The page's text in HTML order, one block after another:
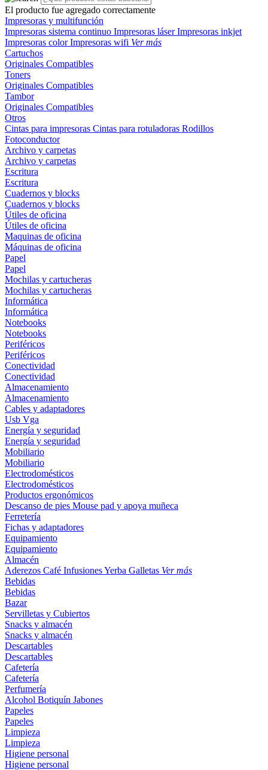
El producto fue agregado correctamente
Impresoras y multifunción
Impresoras sistema continuo Impresoras láserImpresoras inkjet
Impresoras colorImpresoras wifi Ver más
Cartuchos
Originales Compatibles
Toners
Originales Compatibles
Tambor
Originales Compatibles
Otros
Cintas para impresoras Cintas para rotuladoras Rodillos
Fotoconductor
Archivo y carpetas
Archivo y carpetas
Escritura
Escritura
Cuadernos y blocks
Cuadernos y blocks
Útiles de oficina
Útiles de oficina
Maquinas de oficina
Máquinas de oficina
Papel
Papel
Mochilas y cartucheras
Mochilas y cartucheras
Informática
Informática
Notebooks
Notebooks
Periféricos
Periféricos
Conectividad
Conectividad
Almacenamiento
Almacenamiento
Cables y adaptadores
Usb Vga
Energía y seguridad
Energía y seguridad
Mobiliario
Mobiliario
Electrodomésticos
Electrodomésticos
Productos ergonómicos
Descanso de pies Mouse pad y apoya muñeca
Ferretería
Fichas y adaptadores
Equipamiento
Equipamiento
Almacén
Aderezos Café InfusionesYerba Galletas Ver más
Bebidas
Bebidas
Bazar
Servilletas y Cubiertos
Snacks y almacén
Snacks y almacén
Descartables
Descartables
Cafetería
Cafetería
Perfumería
Alcohol Botiquín Jabones
Papeles
Papeles
Limpieza
Limpieza
Higiene personal
Higiene personal